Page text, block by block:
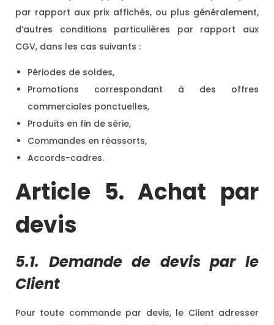
par rapport aux prix affichés, ou plus généralement,
d’autres conditions particulières par rapport aux
CGV, dans les cas suivants :
Périodes de soldes,
Promotions correspondant à des offres
commerciales ponctuelles,
Produits en fin de série,
Commandes en réassorts,
Accords-cadres.
Article 5. Achat par
devis
5.1. Demande de devis par le
Client
Pour toute commande par devis, le Client adresser